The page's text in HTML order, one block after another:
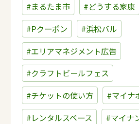
#まるたま市
#どうする家康
#Pクーポン
#浜松バル
#エリアマネジメント広告
#クラフトビールフェス
#チケットの使い方
#マイナ
#レンタルスペース
#マイナ